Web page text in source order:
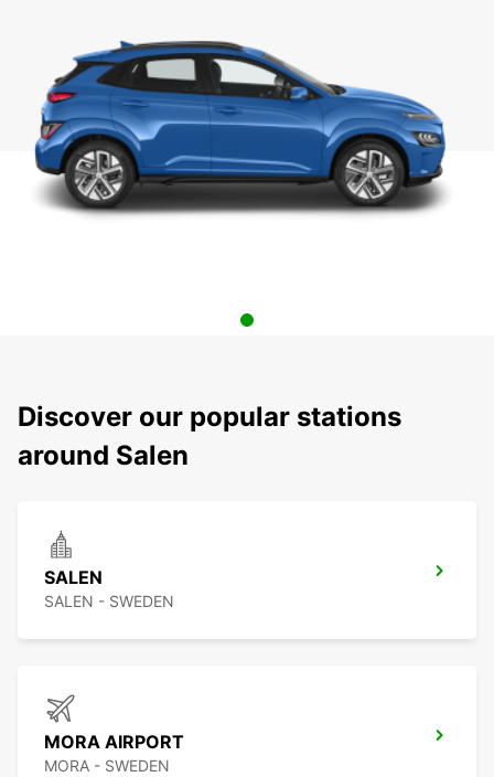
Discover our popular stations
around Salen
SALEN
SALEN - SWEDEN
MORA AIRPORT
MORA - SWEDEN